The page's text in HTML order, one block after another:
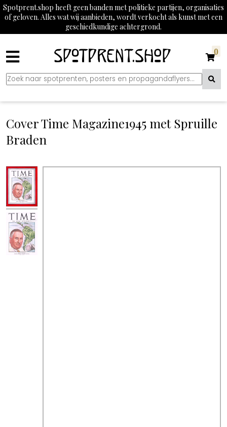
Spotprent.shop heeft geen banden met politieke partijen, organisaties
of geloven. Alles wat wij aanbieden, wordt verkocht als kunst met een
geschiedkundige achtergrond.
0
Cover Time Magazine1945 met Spruille
Braden